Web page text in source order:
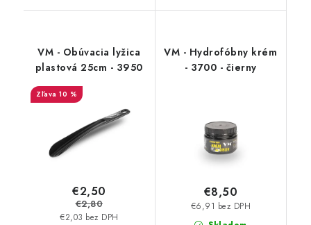
VM - Obúvacia lyžica
plastová 25cm - 3950
10 %
€2,03 bez DPH
€2,50
€2,80
VM - Hydrofóbny krém
- 3700 - čierny
€6,91 bez DPH
€8,50